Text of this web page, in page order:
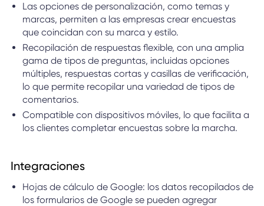
Las opciones de personalización, como temas y
marcas, permiten a las empresas crear encuestas
que coincidan con su marca y estilo.
Recopilación de respuestas flexible, con una amplia
gama de tipos de preguntas, incluidas opciones
múltiples, respuestas cortas y casillas de verificación,
lo que permite recopilar una variedad de tipos de
comentarios.
Compatible con dispositivos móviles, lo que facilita a
los clientes completar encuestas sobre la marcha.
Integraciones
Hojas de cálculo de Google: los datos recopilados de
los formularios de Google se pueden agregar